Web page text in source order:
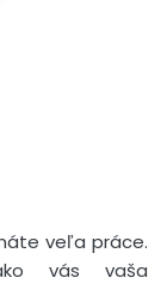
veľa práce.
vás vaša